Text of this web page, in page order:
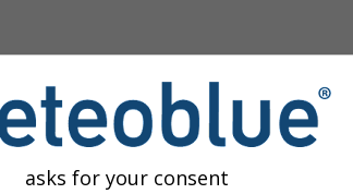
interior
Утре23:59(след 1 ден)
asks for your consent